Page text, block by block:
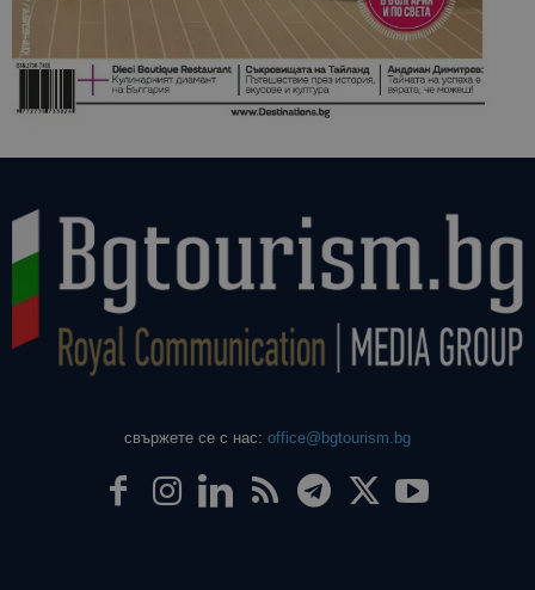
свържете се с нас: office@bgtourism.bg